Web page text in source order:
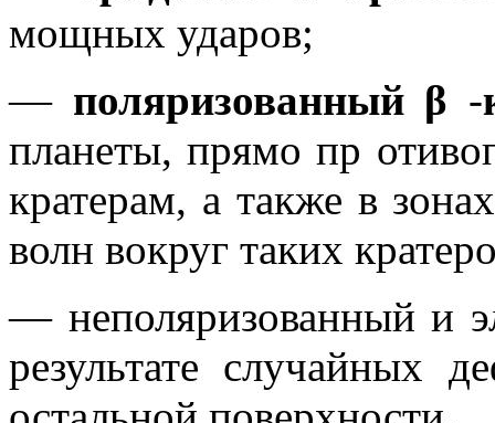
мощных ударов;
― поляризованный β -
планеты, прямо пр
кратерам, а также в
волн вокруг таких
― неполяризованный и
результате случайных